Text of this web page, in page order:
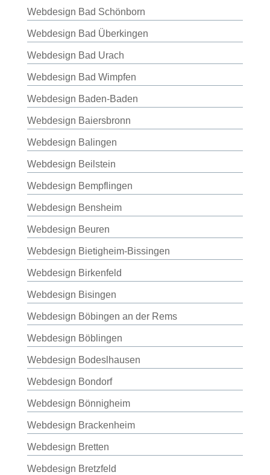
Webdesign Bad Schönborn
Webdesign Bad Überkingen
Webdesign Bad Urach
Webdesign Bad Wimpfen
Webdesign Baden-Baden
Webdesign Baiersbronn
Webdesign Balingen
Webdesign Beilstein
Webdesign Bempflingen
Webdesign Bensheim
Webdesign Beuren
Webdesign Bietigheim-Bissingen
Webdesign Birkenfeld
Webdesign Bisingen
Webdesign Böbingen an der Rems
Webdesign Böblingen
Webdesign Bodeslhausen
Webdesign Bondorf
Webdesign Bönnigheim
Webdesign Brackenheim
Webdesign Bretten
Webdesign Bretzfeld